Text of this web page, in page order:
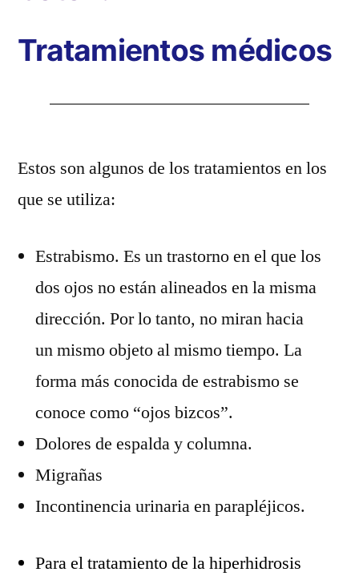
Tratamientos médicos
Estos son algunos de los tratamientos en los
que se utiliza:
Estrabismo. Es un trastorno en el que los
dos ojos no están alineados en la misma
dirección. Por lo tanto, no miran hacia
un mismo objeto al mismo tiempo. La
forma más conocida de estrabismo se
conoce como “ojos bizcos”.
Dolores de espalda y columna.
Migrañas
Incontinencia urinaria en parapléjicos.
Para el tratamiento de la hiperhidrosis